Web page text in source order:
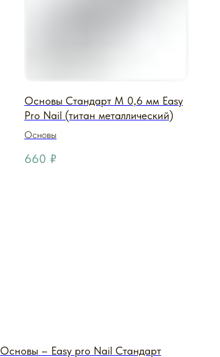
Основы Стандарт M 0,6 мм Easy
Pro Nail (титан металлический)
Основы
660 ₽
Основы – Easy pro Nail Стандарт